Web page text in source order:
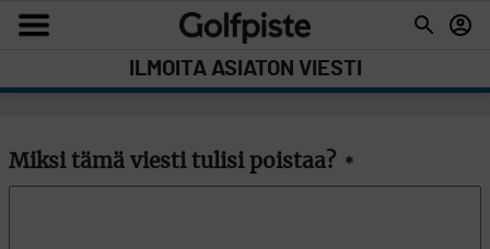
ILMOITA ASIATON VIESTI
Miksi tämä viesti tulisi poistaa? *